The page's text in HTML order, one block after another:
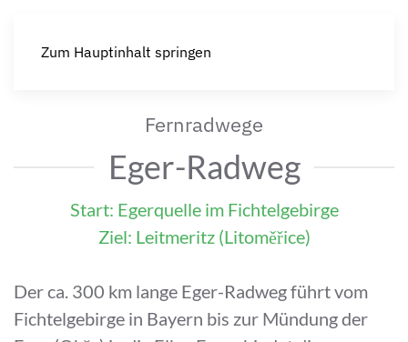
Zum Hauptinhalt springen
Fernradwege
Eger-Radweg
Start: Egerquelle im Fichtelgebirge
Ziel: Leitmeritz (Litoměřice)
Der ca. 300 km lange Eger-Radweg führt vom
Fichtelgebirge in Bayern bis zur Mündung der